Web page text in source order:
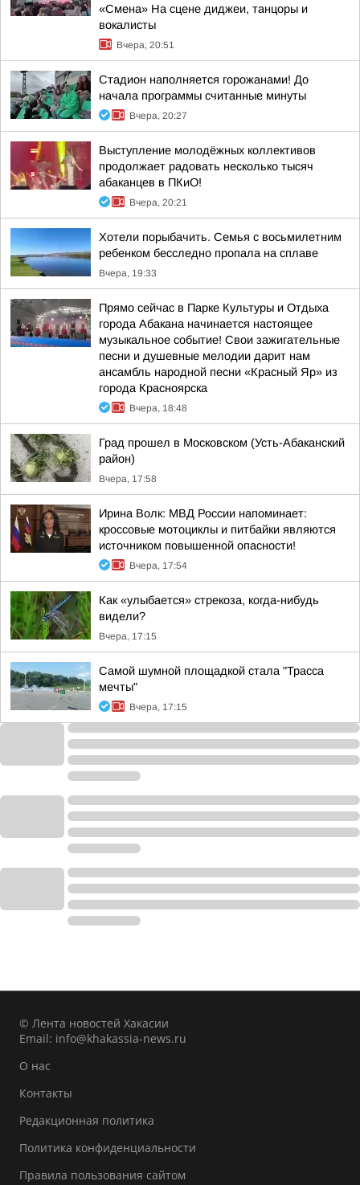
«Смена» На сцене диджеи, танцоры и
вокалисты
Вчера, 20:51
Стадион наполняется горожанами! До
начала программы считанные минуты
Вчера, 20:27
Выступление молодёжных коллективов
продолжает радовать несколько тысяч
абаканцев в ПКиО!
Вчера, 20:21
Хотели порыбачить. Семья с восьмилетним
ребенком бесследно пропала на сплаве
Вчера, 19:33
Прямо сейчас в Парке Культуры и Отдыха
города Абакана начинается настоящее
музыкальное событие! Свои зажигательные
песни и душевные мелодии дарит нам
ансамбль народной песни «Красный Яр» из
города Красноярска
Вчера, 18:48
Град прошел в Московском (Усть-Абаканский
район)
Вчера, 17:58
Ирина Волк: МВД России напоминает:
кроссовые мотоциклы и питбайки являются
источником повышенной опасности!
Вчера, 17:54
Как «улыбается» стрекоза, когда-нибудь
видели?
Вчера, 17:15
Самой шумной площадкой стала "Трасса
мечты"
Вчера, 17:15
© Лента новостей Хакасии
Email: info@khakassia-news.ru
О нас
Контакты
Редакционная политика
Политика конфиденциальности
Правила пользования сайтом